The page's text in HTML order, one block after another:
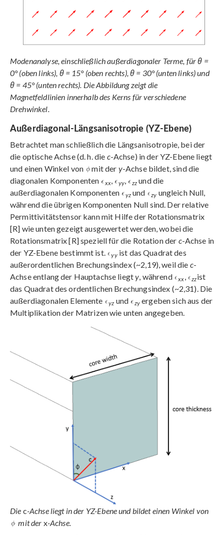
Modenanalyse, einschließlich außerdiagonaler Terme, für θ =
0° (oben links), θ = 15° (oben rechts), θ = 30° (unten links) und
θ = 45° (unten rechts). Die Abbildung zeigt die
Magnetfeldlinien innerhalb des Kerns für verschiedene
Drehwinkel.
Außerdiagonal-Längsanisotropie (YZ-Ebene)
Betrachtet man schließlich die Längsanisotropie, bei der
die optische Achse (d. h. die c-Achse) in der YZ-Ebene liegt
und einen Winkel von
mit der y-Achse bildet, sind die
diagonalen Komponenten
xx yy zz und die
außerdiagonalen Komponenten
yzund zy ungleich Null,
während die übrigen Komponenten Null sind. Der relative
Permittivitätstensor kann mit Hilfe der Rotationsmatrix
[R] wie unten gezeigt ausgewertet werden, wobei die
Rotationsmatrix [R] speziell für die Rotation der c-Achse in
der YZ-Ebene bestimmt ist.
yyist das Quadrat des
außerordentlichen Brechungsindex (~2,19), weil die c-
Achse entlang der Hauptachse liegty , während xx zzist
das Quadrat des ordentlichen Brechungsindex (~2,31). Die
außerdiagonalen Elemente
yz und zyergeben sich aus der
Multiplikation der Matrizen wie unten angegeben.
Die c-Achse liegt in der YZ-Ebene und bildet einen Winkel von
mit der x-Achse.